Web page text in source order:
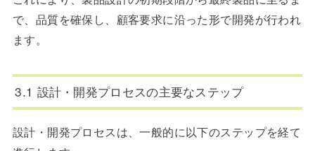
で、品質を確保し、顧客要求に沿った形で開発が行われ
ます。
3.1 設計・開発プロセスの主要なステップ
設計・開発プロセスは、一般的に以下のステップを経て